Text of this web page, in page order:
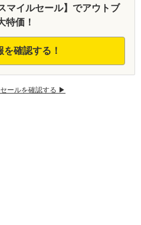
マイルセール】でアウトブ
特価！
を確認する！
ールを確認する ▶︎